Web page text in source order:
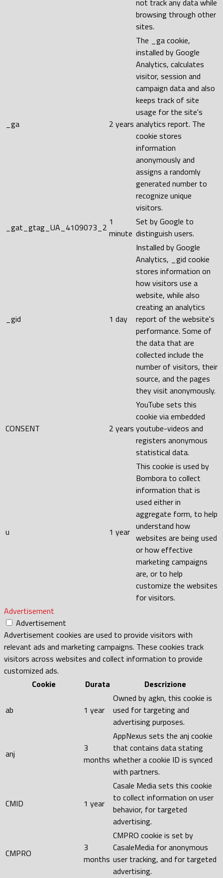
not track any data while
browsing through other
sites.
_ga 2 years
The _ga cookie,
installed by Google
Analytics, calculates
visitor, session and
campaign data and also
keeps track of site
usage for the site's
analytics report. The
cookie stores
information
anonymously and
assigns a randomly
generated number to
recognize unique
visitors.
_gat_gtag_UA_4109073_2 1
minute
Set by Google to
distinguish users.
_gid 1 day
Installed by Google
Analytics, _gid cookie
stores information on
how visitors use a
website, while also
creating an analytics
report of the website's
performance. Some of
the data that are
collected include the
number of visitors, their
source, and the pages
they visit anonymously.
CONSENT 2 years
YouTube sets this
cookie via embedded
youtube-videos and
registers anonymous
statistical data.
u 1 year
This cookie is used by
Bombora to collect
information that is
used either in
aggregate form, to help
understand how
websites are being used
or how effective
marketing campaigns
are, or to help
customize the websites
for visitors.
Advertisement
Advertisement
Advertisement cookies are used to provide visitors with
relevant ads and marketing campaigns. These cookies track
visitors across websites and collect information to provide
customized ads.
Cookie
Durata Descrizione
ab 1 year
Owned by agkn, this cookie is
used for targeting and
advertising purposes.
anj
3
months
AppNexus sets the anj cookie
that contains data stating
whether a cookie ID is synced
with partners.
CMID 1 year
Casale Media sets this cookie
to collect information on user
behavior, for targeted
advertising.
CMPRO
3
months
CMPRO cookie is set by
CasaleMedia for anonymous
user tracking, and for targeted
advertising.